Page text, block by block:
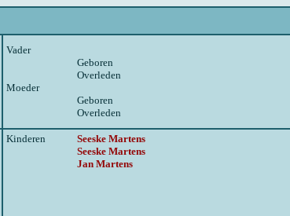
Vader
Geboren
Overleden
Moeder
Geboren
Overleden
Kinderen
Seeske Martens
Seeske Martens
Jan Martens